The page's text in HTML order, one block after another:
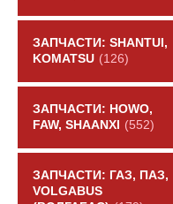
ЗАПЧАСТИ: SHANTUI,
KOMATSU (126)
ЗАПЧАСТИ: HOWO,
FAW, SHAANXI
(552)
ЗАПЧАСТИ: ГАЗ, ПАЗ,
VOLGABUS